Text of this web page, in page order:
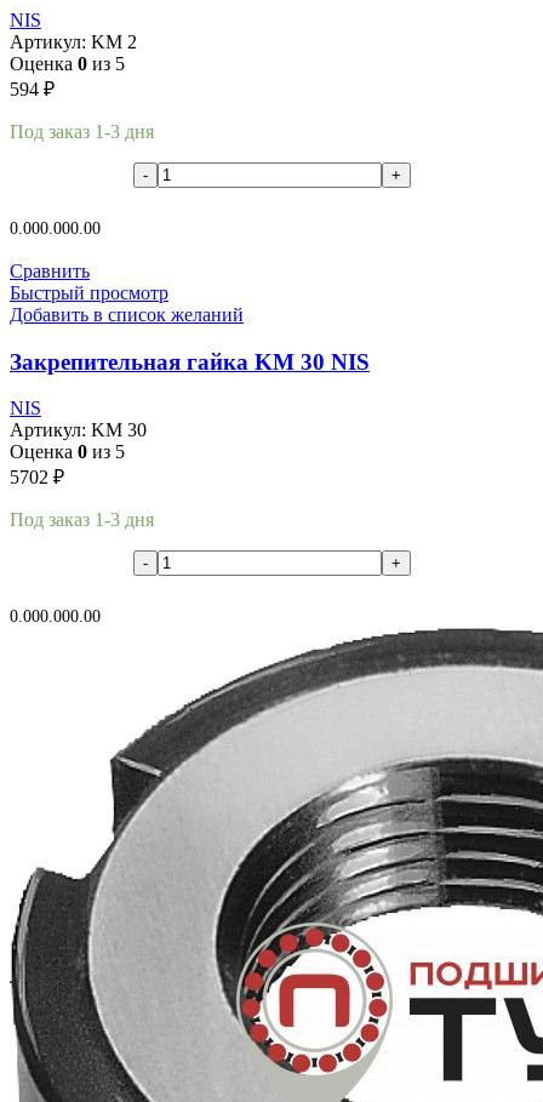
NIS
Артикул: KM 2
Оценка 0 из 5
594 ₽
Под заказ 1-3 дня
0.000.000.00
Сравнить
Быстрый просмотр
Добавить в список желаний
Закрепительная гайка KM 30 NIS
NIS
Артикул: KM 30
Оценка 0 из 5
5702 ₽
Под заказ 1-3 дня
0.000.000.00